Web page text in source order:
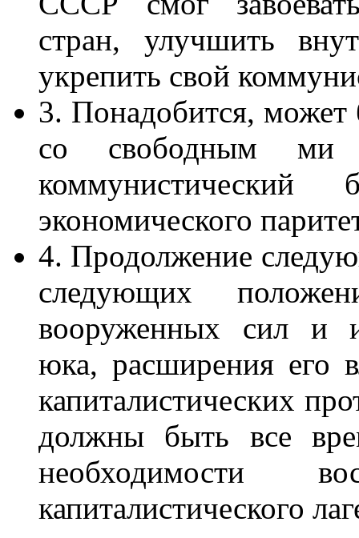
стран, улучшить
укрепить свой
3. Понадобится,
со свободным
экономического
4. Продолжение
следующих
вооруженных сил и
юка, расширения его
капиталистических
должны быть все
необходимости
капиталистического